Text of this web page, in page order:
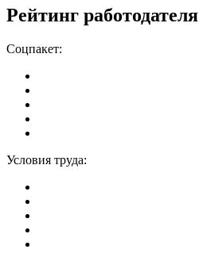
Рейтинг работодателя
Соцпакет:
Условия труда: